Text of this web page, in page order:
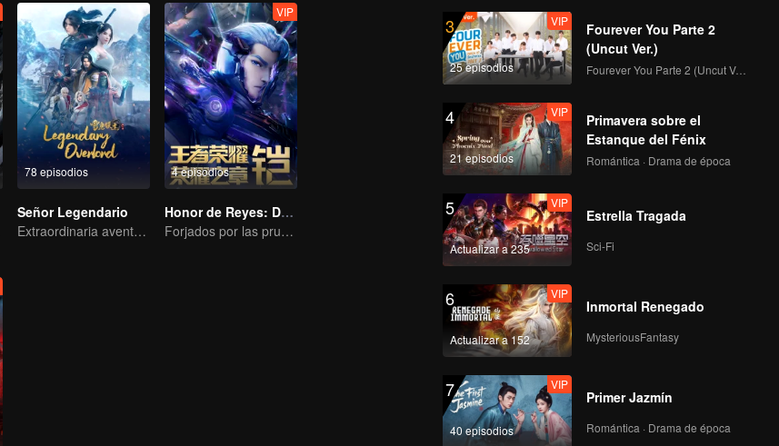
78 episodios
Señor Legendario
Extraordinaria aventura, una adolescente renacida de la adversidad.
4 episodios
VIP
Honor de Reyes: Destino
Forjados por las pruebas, listos para afrontar el destino.
3
25 episodios
VIP
Fourever You Parte 2
(Uncut Ver.)
Fourever You Parte 2 (Uncut Ver.)
4
21 episodios
VIP
Primavera sobre el
Estanque del Fénix
Romántica · Drama de época
5
Actualizar a 235
VIP
Estrella Tragada
Sci-Fi
6
Actualizar a 152
VIP
Inmortal Renegado
MysteriousFantasy
7
40 episodios
VIP
Primer Jazmín
Romántica · Drama de época